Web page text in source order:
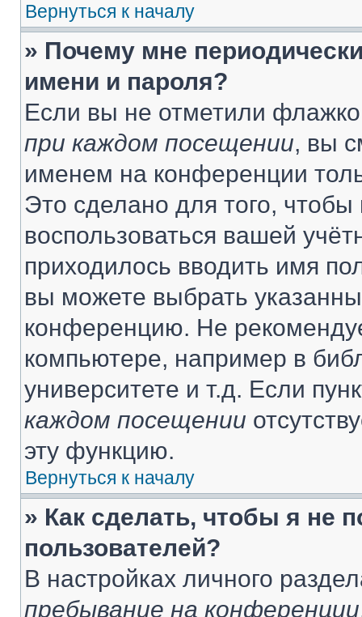
Вернуться к началу
» Почему мне
имени и пароля?
Если вы не отметили
при каждом посещении, вы
именем на конференции
Это сделано для того, чтобы
воспользоваться вашей
приходилось вводить имя
вы можете выбрать
конференцию. Не
компьютере, например в
университете и т.д. Если
каждом посещении
эту функцию.
Вернуться к началу
» Как сделать, чтобы я не
пользователей?
В настройках личного
пребывание на конференции